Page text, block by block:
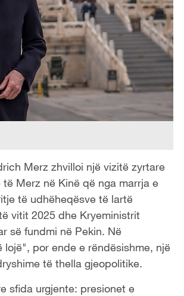
Merz zhvilloi një vizitë zyrtare
Merz në Kinë që nga marrja e
të udhëheqësve të lartë
vitit 2025 dhe Kryeministrit
së fundmi në Pekin. Në
por ende e rëndësishme, një
të thella gjeopolitike.
sfida urgjente: presionet e